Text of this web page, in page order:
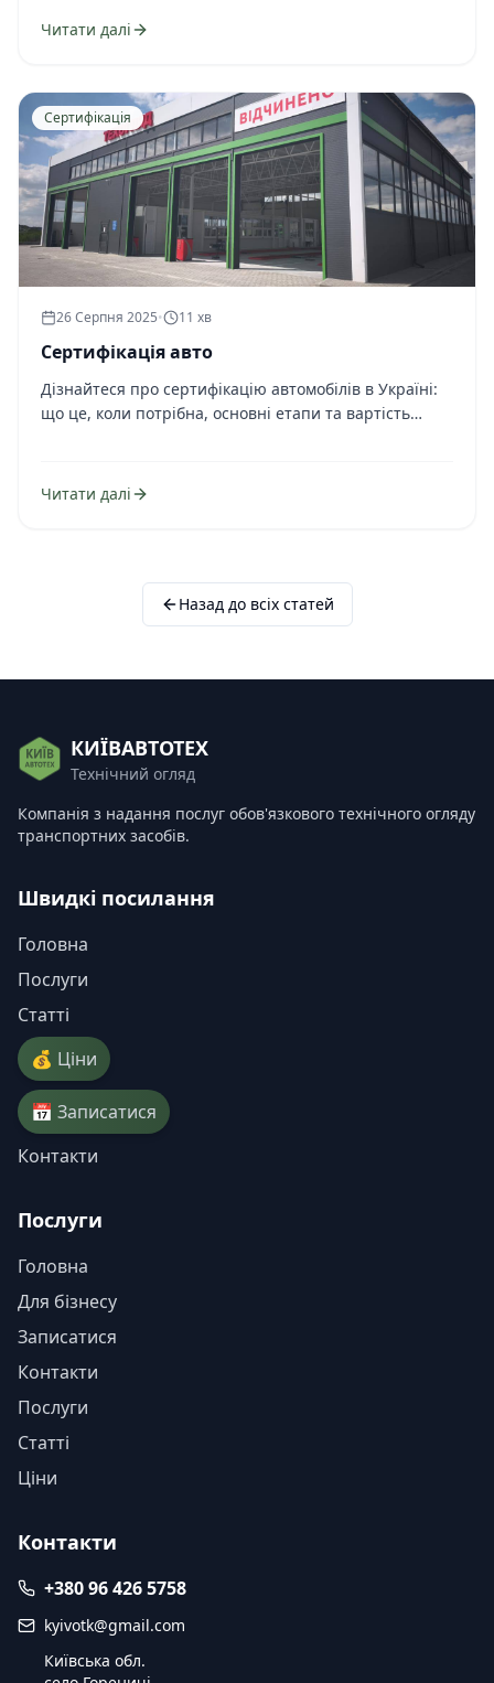
Читати далі
Сертифікація
26 Серпня 2025• 11 хв
Сертифікація авто
Дізнайтеся про сертифікацію автомобілів в Україні:
що це, коли потрібна, основні етапи та вартість
Читати далі
Назад до всіх статей
КИЇВАВТОТЕХ
Технічний огляд
Компанія з надання послуг обов'язкового технічного огляду
транспортних засобів.
Швидкі посилання
Головна
Послуги
Статті
💰 Ціни
📅 Записатися
Контакти
Послуги
Головна
Для бізнесу
Записатися
Контакти
Послуги
Статті
Ціни
Контакти
+380 96 426 5758
kyivotk@gmail.com
Київська обл.